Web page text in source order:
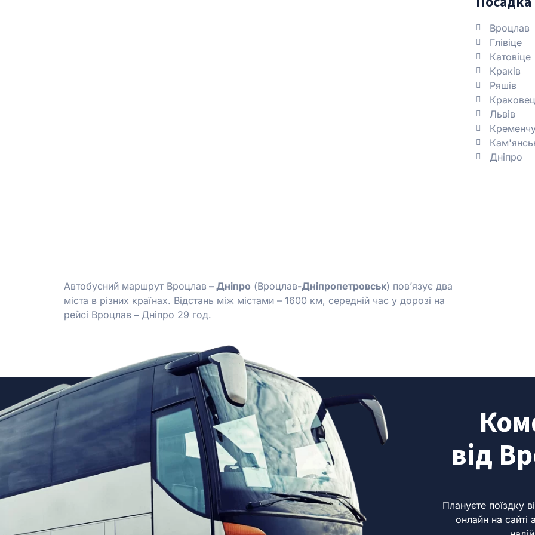
Автобусний маршрут Вроцлав – Дніпро (Вроцлав-Дніпропетровськ) пов’язує два
міста в різних країнах. Відстань між містами – 1600 км, середній час у дорозі на
рейсі Вроцлав – Дніпро 29 год.
Вроцлав
Глівіце
Катовіце
Краків
Ряшів
Львів
Дніпро
від
Плануєте поїздку
онлайн на